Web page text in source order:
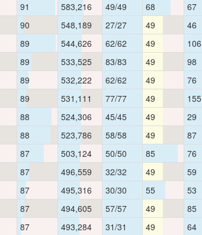
91 583,216 49/49 68 67
90 548,189 27/27 49 46
89 544,626 62/62 49 106
89 533,525 83/83 49 98
89 532,222 62/62 49 76
89 531,111 77/77 49 155
88 524,306 45/45 49 29
88 523,786 58/58 49 87
87 503,124 50/50 85 76
87 496,559 32/32 49 59
87 495,316 30/30 55 53
87 494,605 57/57 49 85
87 493,284 31/31 49 64